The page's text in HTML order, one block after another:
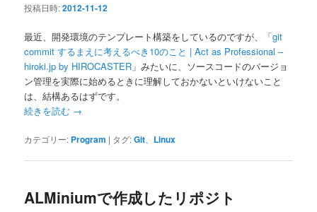
投稿日時:2012-11-12
最近、開発環境のテンプレート構築をしているのですが、「git
commit するまえに考えるべき10のこと | Act as Professional –
hiroki.jp by HIROCASTER 」みたいに、ソースコードのバージョ
ン管理を実際に始めるときに理解しておかないといけないこと
は、結構あるはずです。
続きを読む →
カテゴリー: Program | タグ:Git Linux
ALMiniumで作成したリポジト